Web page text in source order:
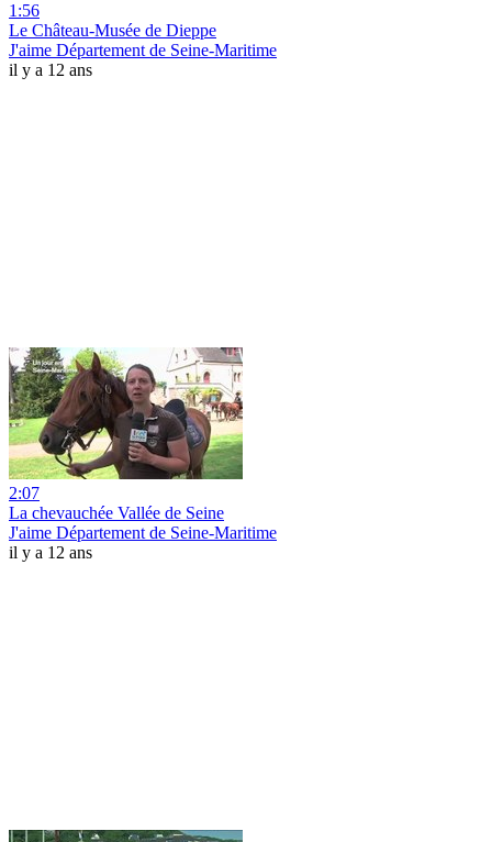
1:56
Le Château-Musée de Dieppe
J'aime Département de Seine-Maritime
il y a 12 ans
2:07
La chevauchée Vallée de Seine
J'aime Département de Seine-Maritime
il y a 12 ans